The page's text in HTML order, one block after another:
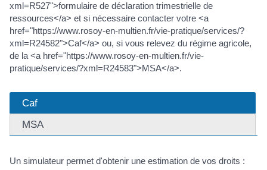
xml=R527">formulaire de déclaration trimestrielle de
ressources</a> et si nécessaire contacter votre <a
href="https://www.rosoy-en-multien.fr/vie-pratique/services/?
xml=R24582">Caf</a> ou, si vous relevez du régime agricole,
de la <a href="https://www.rosoy-en-multien.fr/vie-
pratique/services/?xml=R24583">MSA</a>.
Caf
MSA
Un simulateur permet d'obtenir une estimation de vos droits :